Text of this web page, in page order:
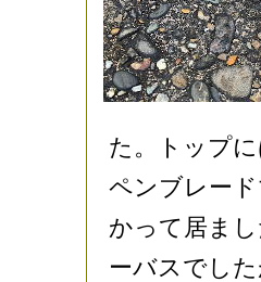
た。トップ
ペンブレー
かって居ま
ーバスでし